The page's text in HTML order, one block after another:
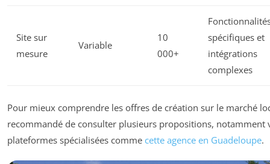
Site sur
mesure
Variable
10
000+
spécifiques et
intégrations
complexes
Pour mieux comprendre les offres de création sur le marché
recommandé de consulter plusieurs propositions, notamment
plateformes spécialisées comme cette agence en Guadeloupe.